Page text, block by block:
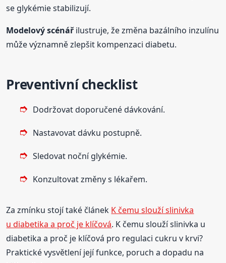
se glykémie stabilizují.
Modelový scénářilustruje, že změna bazálního inzulínu
může významně zlepšit kompenzaci diabetu.
Preventivní checklist
Dodržovat doporučené dávkování.
Nastavovat dávku postupně.
Sledovat noční glykémie.
Konzultovat změny s lékařem.
Za zmínku stojí také článek K čemu slouží slinivka
u diabetika a proč je klíčová. K čemu slouží slinivka u
diabetika a proč je klíčová pro regulaci cukru v krvi?
Praktické vysvětlení její funkce, poruch a dopadu na